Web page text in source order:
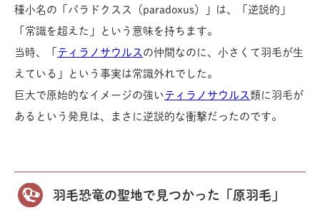
種小名の「パラドクスス（paradoxus）」は、「逆説的」
「常識を超えた」という意味を持ちます。
当時、「 ティラノサウルス の仲間なのに、小さくて羽毛が生
えている」という事実は常識外れでした。
巨大で原始的なイメージの強いティラノサウルス類に羽毛が
あるという発見は、まさに逆説的な衝撃だったのです。
羽毛恐竜の聖地で見つかった「原羽毛」